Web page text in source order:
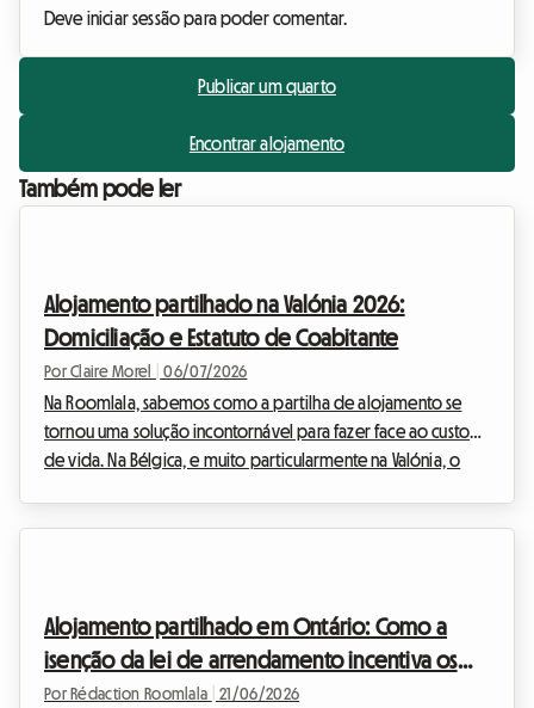
Deve iniciar sessão para poder comentar.
Publicar um quarto
Encontrar alojamento
Também pode ler
Alojamento partilhado na Valónia 2026:
Domiciliação e Estatuto de Coabitante
Por Claire Morel 06/07/2026
Na Roomlala, sabemos como a partilha de alojamento se
tornou uma solução incontornável para fazer face ao custo
de vida. Na Bélgica, e muito particularmente na Valónia, o
questão da domiciliação e o seu impacto diret...
Alojamento partilhado em Ontário: Como a
isenção da lei de arrendamento incentiva os
anfitriões em 2026
Por Rédaction Roomlala 21/06/2026